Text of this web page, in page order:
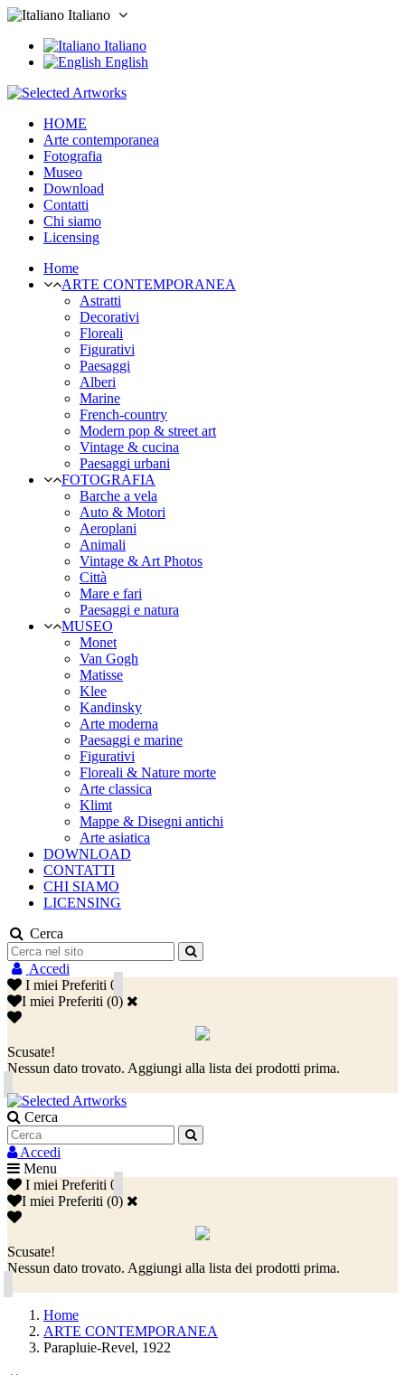
Italiano
Italiano
English
HOME
Arte contemporanea
Fotografia
Museo
Download
Contatti
Chi siamo
Licensing
Home
ARTE CONTEMPORANEA
Astratti
Decorativi
Floreali
Figurativi
Paesaggi
Alberi
Marine
French-country
Modern pop & street art
Vintage & cucina
Paesaggi urbani
FOTOGRAFIA
Barche a vela
Auto & Motori
Aeroplani
Animali
Vintage & Art Photos
Città
Mare e fari
Paesaggi e natura
MUSEO
Monet
Van Gogh
Matisse
Klee
Kandinsky
Arte moderna
Paesaggi e marine
Figurativi
Floreali & Nature morte
Arte classica
Klimt
Mappe & Disegni antichi
Arte asiatica
DOWNLOAD
CONTATTI
CHI SIAMO
LICENSING
Cerca
Accedi
I miei Preferiti 0
I miei Preferiti (0)
Scusate!
Nessun dato trovato. Aggiungi alla lista dei prodotti prima.
Cerca
Accedi
Menu
I miei Preferiti 0
I miei Preferiti (0)
Scusate!
Nessun dato trovato. Aggiungi alla lista dei prodotti prima.
Home
ARTE CONTEMPORANEA
Parapluie-Revel, 1922